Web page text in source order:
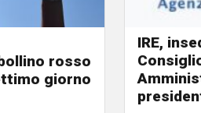
rosso
giorno
IRE,